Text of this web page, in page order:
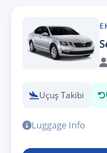
Uçuş Takibi
Luggage Info